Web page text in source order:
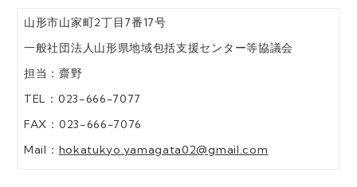
山形市山家町2丁目7番17号
一般社団法人山形県地域包括支援センター等協議会
担当：齋野
TEL：023-666-7077
FAX：023-666-7076
Mail： hokatukyo.yamagata02@gmail.com